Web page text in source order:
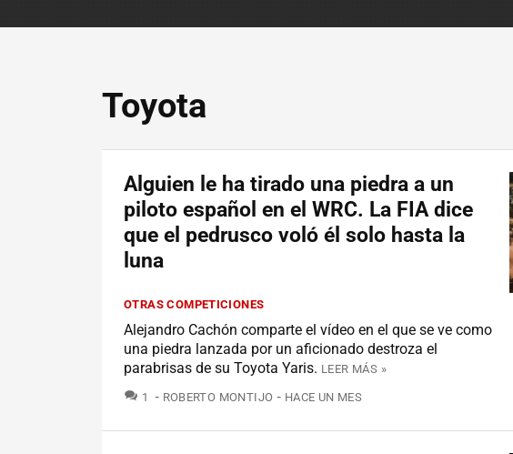
Toyota
Alguien le ha tirado una piedra a un
piloto español en el WRC. La FIA dice
que el pedrusco voló él solo hasta la
luna
OTRAS COMPETICIONES
Alejandro Cachón comparte el vídeo en el que se ve como
una piedra lanzada por un aficionado destroza el
parabrisas de su Toyota Yaris. LEER MÁS »
1 COMENTARIOS
ROBERTO MONTIJO HACE UN MES